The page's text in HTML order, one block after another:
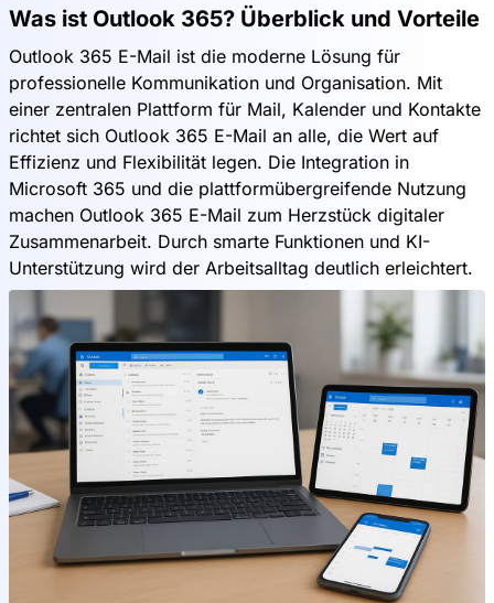
Was ist Outlook 365? Überblick und Vorteile
Outlook 365 E-Mail ist die moderne Lösung für
professionelle Kommunikation und Organisation. Mit
einer zentralen Plattform für Mail, Kalender und Kontakte
richtet sich Outlook 365 E-Mail an alle, die Wert auf
Effizienz und Flexibilität legen. Die Integration in
Microsoft 365 und die plattformübergreifende Nutzung
machen Outlook 365 E-Mail zum Herzstück digitaler
Zusammenarbeit. Durch smarte Funktionen und KI-
Unterstützung wird der Arbeitsalltag deutlich erleichtert.